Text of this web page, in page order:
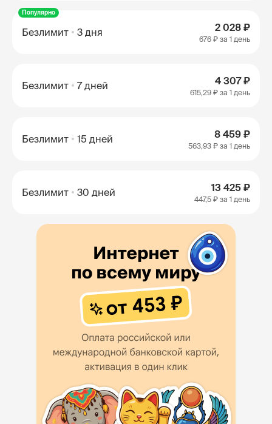
Популярно
Безлимит 3 дня 2 028 ₽
676 ₽ за 1 день
Безлимит 7 дней 4 307 ₽
615,29 ₽ за 1 день
Безлимит 15 дней 8 459 ₽
563,93 ₽ за 1 день
Безлимит 30 дней 13 425 ₽
447,5 ₽ за 1 день